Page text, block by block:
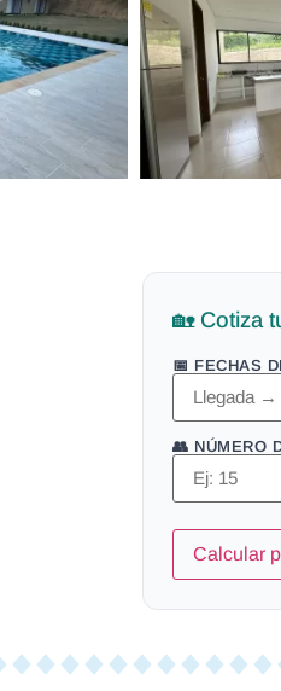
🏡 Cotiza
📅 FECHAS
👥 NÚMERO
Calcular